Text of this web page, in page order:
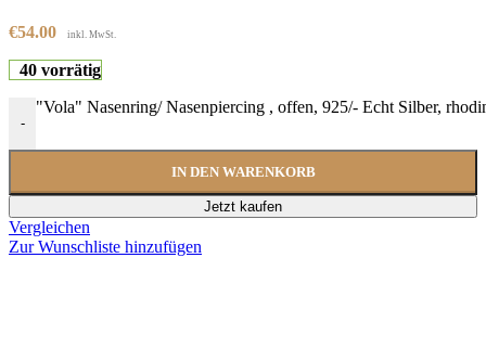
€54.00 inkl. MwSt.
40 vorrätig
-
"Vola" Nasenring/ Nasenpiercing , offen, 925/- Echt Silber,
IN DEN WARENKORB
Jetzt kaufen
Vergleichen
Zur Wunschliste hinzufügen